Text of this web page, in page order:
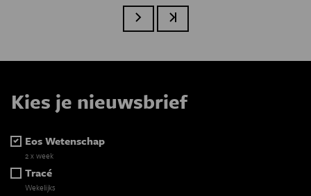
Volgende paginaLaatste pagina
Kies je nieuwsbrief
Eos Wetenschap
2 x week
Tracé
Wekelijks